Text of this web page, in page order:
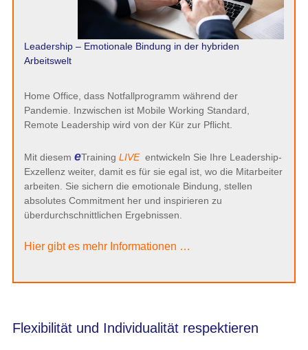
Leadership – Emotionale Bindung in der hybriden
Arbeitswelt
Home Office, dass Notfallprogramm während der
Pandemie. Inzwischen ist Mobile Working Standard,
Remote Leadership wird von der Kür zur Pflicht.
Mit diesem eTraining LIVE entwickeln Sie Ihre Leadership-
Exzellenz weiter, damit es für sie egal ist, wo die Mitarbeiter
arbeiten. Sie sichern die emotionale Bindung, stellen
absolutes Commitment her und inspirieren zu
überdurchschnittlichen Ergebnissen.
Hier gibt es mehr Informationen …
Flexibilität und Individualität respektieren